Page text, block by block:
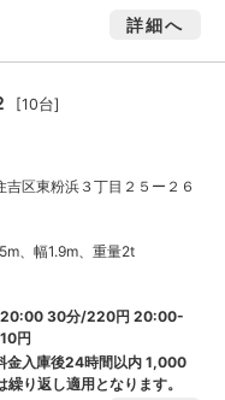
詳細へ
[10台]
吉区東粉浜３丁目２５ー２６
、幅1.9m、重量2t
30分/220円 20:00-
円
金入庫後24時間以内1,000
り返し適用となります。